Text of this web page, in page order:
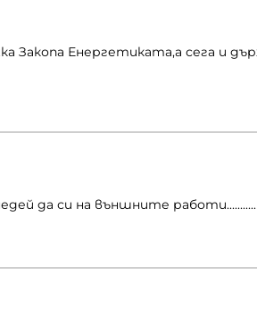
Закопа Енергетиката,а сега и
да си на външните работи...........